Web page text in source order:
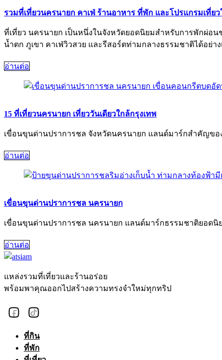
รวมที่เที่ยวนครนายก คาเฟ่ ร้านอาหาร ที่พัก และโปรแกรมเที่ยว
ที่เที่ยว นครนายก เป็นหนึ่งในจังหวัดยอดนิยมสำหรับการพักผ่อน
น้ำตก ภูเขา คาเฟ่วิวสวย และรีสอร์ตท่ามกลางธรรมชาติได้อย่
อ่านต่อ
15 ที่เที่ยวนครนายก เที่ยววันเดียวใกล้กรุงเทพ
เขื่อนขุนด่านปราการชล จังหวัดนครนายก แลนด์มาร์กสำคัญข
อ่านต่อ
เขื่อนขุนด่านปราการชล นครนายก
เขื่อนขุนด่านปราการชล นครนายก แลนด์มาร์กธรรมชาติยอดนิ
อ่านต่อ
แหล่งรวมที่เที่ยวและร้านอร่อย
พร้อมพาคุณออกไปสร้างความทรงจำใหม่ทุกทริป
ที่กิน
ที่พัก